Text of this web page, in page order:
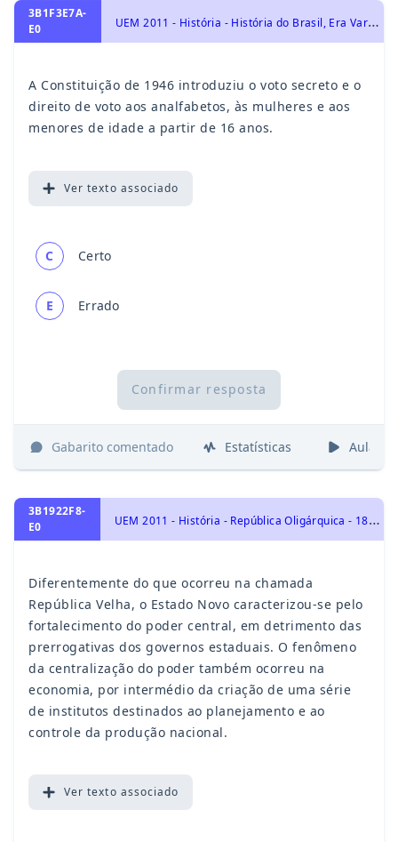
3B1F3E7A-
E0
U
EM 2011 - História - História do Brasil, Era Vargas – 1930-1954
A Constituição de 1946 introduziu o voto secreto e o
direito de voto aos analfabetos, às mulheres e aos
menores de idade a partir de 16 anos.
Ver texto associado
C Certo
E Errado
Confirmar resposta
Gabarito comentado Estatísticas Aulas
3B1922F8-
E0
U
EM 2011 - História - República Oligárquica - 1889 a 1930, História do Brasil, Era Vargas – 1930-1954
Diferentemente do que ocorreu na chamada
República Velha, o Estado Novo caracterizou-se pelo
fortalecimento do poder central, em detrimento das
prerrogativas dos governos estaduais. O fenômeno
da centralização do poder também ocorreu na
economia, por intermédio da criação de uma série
de institutos destinados ao planejamento e ao
controle da produção nacional.
Ver texto associado